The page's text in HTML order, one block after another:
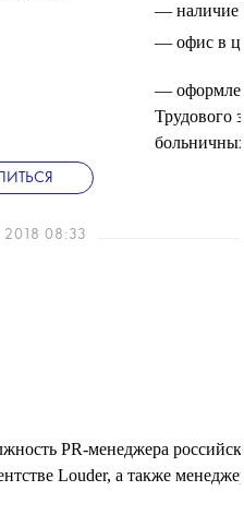
— наличие
— офис в
—
Трудового
2018 08:33
PR-менеджера
Louder, а также